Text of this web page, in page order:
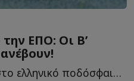
ΕΠΟ: Οι Β’
Μία σημαντική αλλαγή στο ελληνικό ποδόσφαιρο φέρνει η...